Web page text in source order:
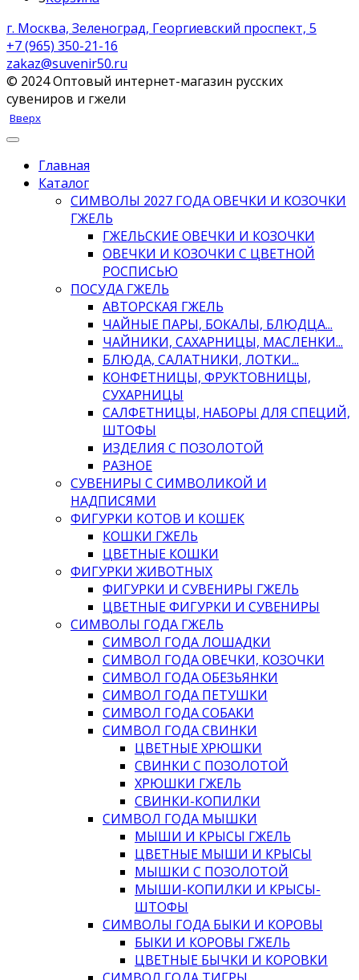
г. Москва, Зеленоград, Георгиевский проспект, 5
+7 (965) 350-21-16
zakaz@suvenir50.ru
© 2024 Оптовый интернет-магазин русских
сувениров и гжели
Вверх
Главная
Каталог
СИМВОЛЫ 2027 ГОДА ОВЕЧКИ И КОЗОЧКИ
ГЖЕЛЬ
ГЖЕЛЬСКИЕ ОВЕЧКИ И КОЗОЧКИ
ОВЕЧКИ И КОЗОЧКИ С ЦВЕТНОЙ
РОСПИСЬЮ
ПОСУДА ГЖЕЛЬ
АВТОРСКАЯ ГЖЕЛЬ
ЧАЙНЫЕ ПАРЫ, БОКАЛЫ, БЛЮДЦА...
ЧАЙНИКИ, САХАРНИЦЫ, МАСЛЕНКИ...
БЛЮДА, САЛАТНИКИ, ЛОТКИ...
КОНФЕТНИЦЫ, ФРУКТОВНИЦЫ,
СУХАРНИЦЫ
САЛФЕТНИЦЫ, НАБОРЫ ДЛЯ СПЕЦИЙ,
ШТОФЫ
ИЗДЕЛИЯ С ПОЗОЛОТОЙ
РАЗНОЕ
СУВЕНИРЫ С СИМВОЛИКОЙ И
НАДПИСЯМИ
ФИГУРКИ КОТОВ И КОШЕК
КОШКИ ГЖЕЛЬ
ЦВЕТНЫЕ КОШКИ
ФИГУРКИ ЖИВОТНЫХ
ФИГУРКИ И СУВЕНИРЫ ГЖЕЛЬ
ЦВЕТНЫЕ ФИГУРКИ И СУВЕНИРЫ
СИМВОЛЫ ГОДА ГЖЕЛЬ
СИМВОЛ ГОДА ЛОШАДКИ
СИМВОЛ ГОДА ОВЕЧКИ, КОЗОЧКИ
СИМВОЛ ГОДА ОБЕЗЬЯНКИ
СИМВОЛ ГОДА ПЕТУШКИ
СИМВОЛ ГОДА СОБАКИ
СИМВОЛ ГОДА СВИНКИ
ЦВЕТНЫЕ ХРЮШКИ
СВИНКИ С ПОЗОЛОТОЙ
ХРЮШКИ ГЖЕЛЬ
СВИНКИ-КОПИЛКИ
СИМВОЛ ГОДА МЫШКИ
МЫШИ И КРЫСЫ ГЖЕЛЬ
ЦВЕТНЫЕ МЫШИ И КРЫСЫ
МЫШКИ С ПОЗОЛОТОЙ
МЫШИ-КОПИЛКИ И КРЫСЫ-
ШТОФЫ
СИМВОЛЫ ГОДА БЫКИ И КОРОВЫ
БЫКИ И КОРОВЫ ГЖЕЛЬ
ЦВЕТНЫЕ БЫЧКИ И КОРОВКИ